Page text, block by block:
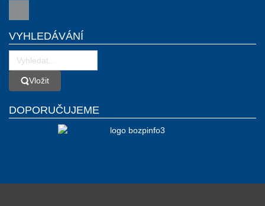
VYHLEDÁVÁNÍ
VložitVložit
DOPORUČUJEME